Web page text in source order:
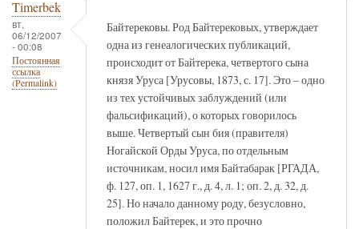
Timerbek
вт,
06/12/2007
- 00:08
Постоянная
ссылка
(Permalink)
Байтерековы. Род Байтерековых, утверждает
одна из генеалогических публикаций,
происходит от Байтерека, четвертого сына
князя Уруса [Урусовы, 1873, с. 17]. Это – одно
из тех устойчивых заблуждений (или
фальсификаций), о которых говорилось
выше. Четвертый сын бия (правителя)
Ногайской Орды Уруса, по отдельным
источникам, носил имя Байтабарак [РГАДА,
ф. 127, оп. 1, 1627 г., д. 4, л. 1; оп. 2, д. 32, д.
25]. Но начало данному роду, безусловно,
положил Байтерек, и это прочно